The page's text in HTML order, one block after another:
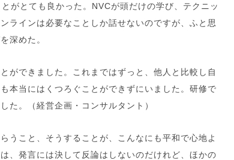
がとても良かった。NVCが頭だけの学び、テクニッ
ラインは必要なことしか話せないのですが、ふと思
深めた。
ができました。これまではずっと、他人と比較し自
本当にはくつろぐことができずにいました。研修で
た。（経営企画・コンサルタント）
うこと、そうすることが、こんなにも平和で心地よ
、発言には決して反論はしないのだけれど、ほかの